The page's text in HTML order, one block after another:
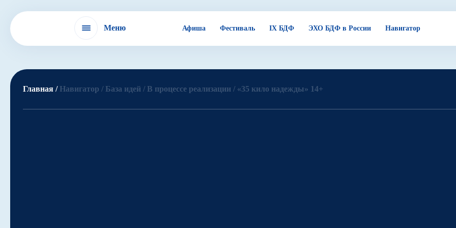
Меню Афиша Фестиваль IX БДФ ЭХО БДФ в России Навигатор
Главная / Навигатор / База идей / В процессе реализации / «35 кило надежды» 14+